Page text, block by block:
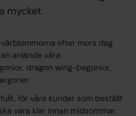
mycket.
efter mors dag
anlände våra
dragon wing-begonior,
för våra kunder som beställt
vara klar innan midsommar.